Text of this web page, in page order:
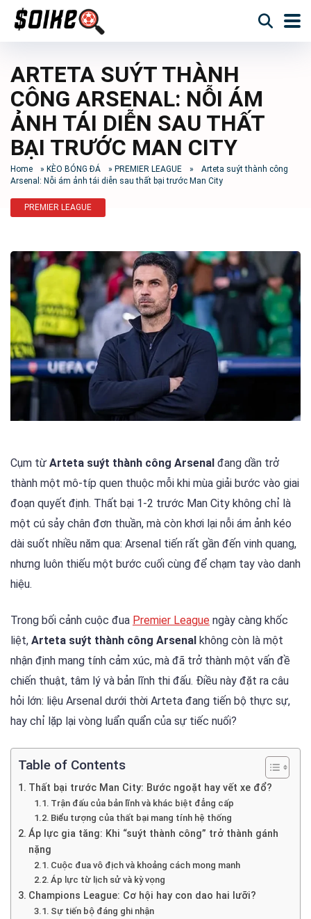
ARTETA SUÝT THÀNH
CÔNG ARSENAL: NỖI ÁM
ẢNH TÁI DIỄN SAU THẤT
BẠI TRƯỚC MAN CITY
Home » KÈO BÓNG ĐÁ » PREMIER LEAGUE »
Arteta suýt thành công
Arsenal: Nỗi ám ảnh tái diễn sau thất bại trước Man City
PREMIER LEAGUE
Cụm từ Arteta suýt thành công Arsenal đang dần trở
thành một mô-típ quen thuộc mỗi khi mùa giải bước vào giai
đoạn quyết định. Thất bại 1-2 trước Man City không chỉ là
một cú sảy chân đơn thuần, mà còn khơi lại nỗi ám ảnh kéo
dài suốt nhiều năm qua: Arsenal tiến rất gần đến vinh quang,
nhưng luôn thiếu một bước cuối cùng để chạm tay vào danh
hiệu.
Trong bối cảnh cuộc đua Premier League ngày càng khốc
liệt, Arteta suýt thành công Arsenal không còn là một
nhận định mang tính cảm xúc, mà đã trở thành một vấn đề
chiến thuật, tâm lý và bản lĩnh thi đấu. Điều này đặt ra câu
hỏi lớn: liệu Arsenal dưới thời Arteta đang tiến bộ thực sự,
hay chỉ lặp lại vòng luẩn quẩn của sự tiếc nuối?
Table of Contents
Thất bại trước Man City: Bước ngoặt hay vết xe đổ?
Trận đấu của bản lĩnh và khác biệt đẳng cấp
Biểu tượng của thất bại mang tính hệ thống
Áp lực gia tăng: Khi “suýt thành công” trở thành gánh
nặng
Cuộc đua vô địch và khoảng cách mong manh
Áp lực từ lịch sử và kỳ vọng
Champions League: Cơ hội hay con dao hai lưỡi?
Sự tiến bộ đáng ghi nhận